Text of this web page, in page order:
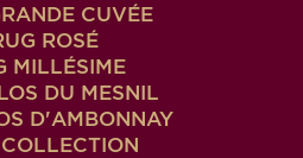
CUVÉE
ROSÉ
MILLÉSIME
DU MESNIL
D'AMBONNAY